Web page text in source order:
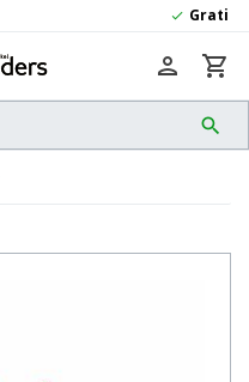
search
person shopping_cart